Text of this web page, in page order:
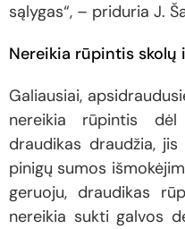
sąlygas“, – priduria J.
Nereikia rūpintis skolų
Galiausiai,
nereikia rūpintis dėl
draudikas draudžia,
pinigų sumos
geruoju, draudikas
nereikia sukti galvos